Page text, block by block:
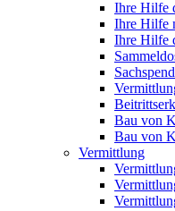
Ihre Hilfe
Ihre Hilfe
Ihre Hilfe
Bau von
Bau von
Vermittlung